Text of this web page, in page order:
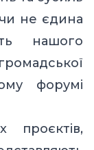
чи не єдина
нашого
форумі
проєктів,